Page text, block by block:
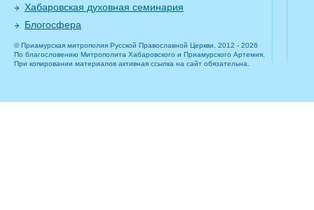
Хабаровская духовная семинария
Блогосфера
© Приамурская митрополия Русской Православной Церкви, 2012 - 2026
По благословению Митрополита Хабаровского и Приамурского Артемия.
При копировании материалов активная ссылка на сайт обязательна.